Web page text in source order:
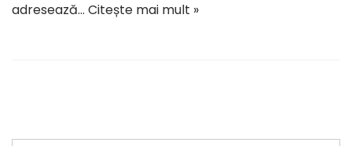
adresează… Citește mai mult »